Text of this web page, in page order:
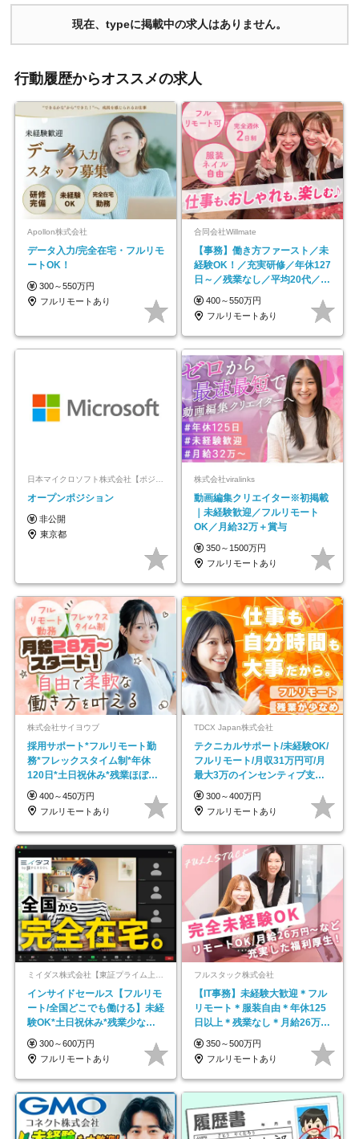
現在、typeに掲載中の求人はありません。
行動履歴からオススメの求人
Apollon株式会社
データ入力/完全在宅・フルリモ
ートOK！
300～550万円
フルリモートあり
合同会社Willmate
【事務】働き方ファースト／未
経験OK！／充実研修／年休127
日～／残業なし／平均20代／リ
モートOK
400～550万円
フルリモートあり
日本マイクロソフト株式会社【ポジションマッチ登録】
オープンポジション
非公開
東京都
株式会社viralinks
動画編集クリエイター※初掲載
｜未経験歓迎／フルリモート
OK／月給32万＋賞与
350～1500万円
フルリモートあり
株式会社サイヨウブ
採用サポート*フルリモート勤
務*フレックスタイム制*年休
120日*土日祝休み*残業ほぼな
し*育児中社員8割以上
400～450万円
フルリモートあり
TDCX Japan株式会社
テクニカルサポート/未経験OK/
フルリモート/月収31万円可/月
最大3万のインセンティブ支給/
平均年齢33歳
300～400万円
フルリモートあり
ミイダス株式会社【東証プライム上場パーソルグループ】
インサイドセールス【フルリモ
ート/全国どこでも働ける】未経
験OK*土日祝休み*残業少なめ*
在宅勤務手当あり
300～600万円
フルリモートあり
フルスタック株式会社
【IT事務】未経験大歓迎＊フル
リモート＊服装自由＊年休125
日以上＊残業なし＊月給26万円
以上
350～500万円
フルリモートあり